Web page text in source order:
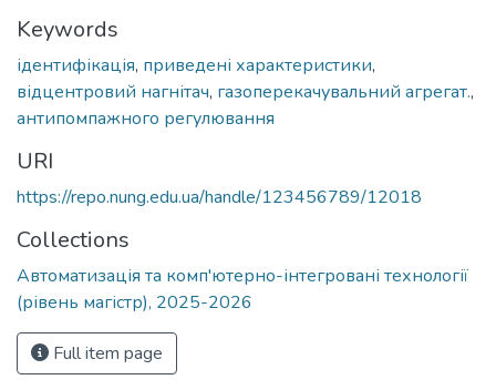
Keywords
ідентифікація, приведені характеристики,
відцентровий нагнітач, газоперекачувальний агрегат.,
антипомпажного регулювання
URI
https://repo.nung.edu.ua/handle/123456789/12018
Collections
Автоматизація та комп'ютерно-інтегровані технології
(рівень магістр), 2025-2026
Full item page